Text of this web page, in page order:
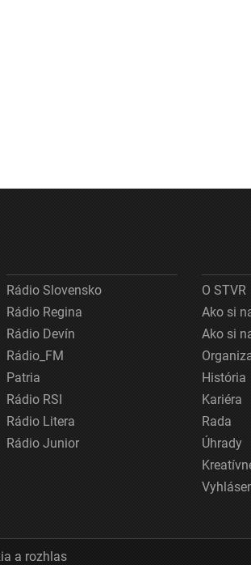
Rádio Slovensko
Rádio Regina
Rádio Devín
Rádio_FM
Patria
Rádio RSI
Rádio Litera
Rádio Junior
O STVR
Ako si
Ako si
História
Kariéra
Rada
Úhrady
a rozhlas